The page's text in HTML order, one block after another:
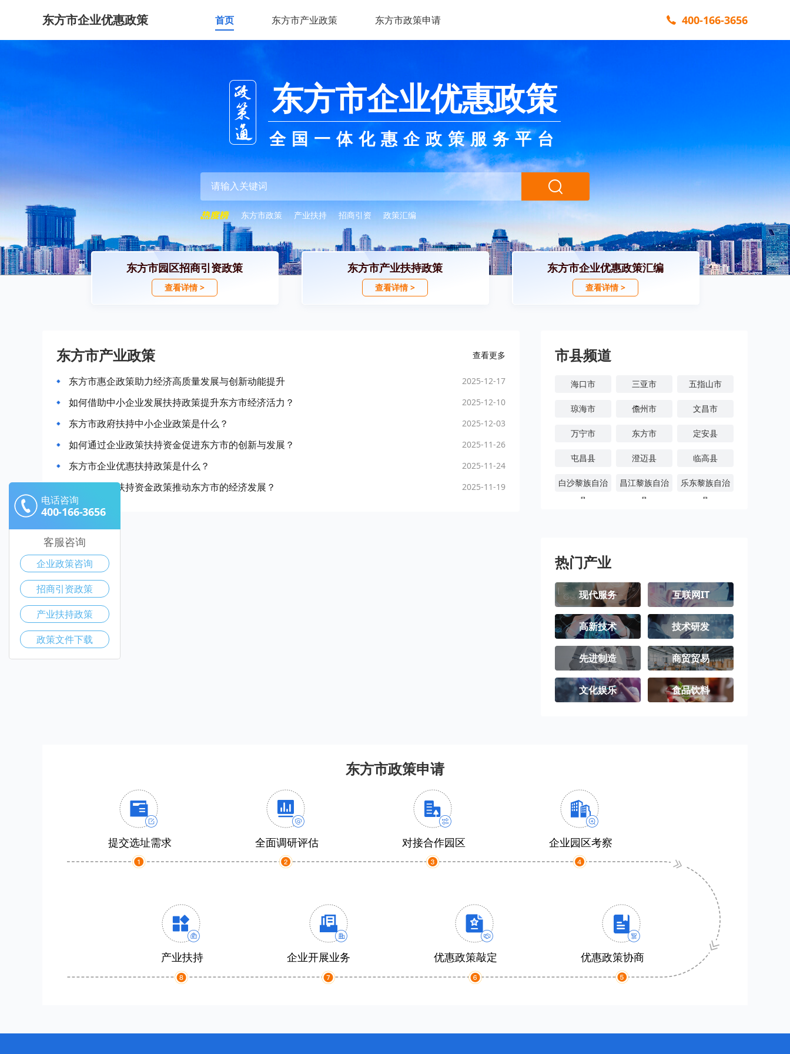
东方市企业优惠政策 首页 东方市产业政策 东方市政策申请 400-166-3656
东方市企业优惠政策
全国一体化惠企政策服务平台
东方市政策 产业扶持 招商引资 政策汇编
东方市园区招商引资政策
查看详情 >
东方市产业扶持政策
查看详情 >
东方市企业优惠政策汇编
查看详情 >
东方市产业政策 查看更多
东方市惠企政策助力经济高质量发展与创新动能提升 2025-12-17
如何借助中小企业发展扶持政策提升东方市经济活力？ 2025-12-10
东方市政府扶持中小企业政策是什么？ 2025-12-03
如何通过企业政策扶持资金促进东方市的创新与发展？ 2025-11-26
东方市企业优惠扶持政策是什么？ 2025-11-24
如何用企业扶持资金政策推动东方市的经济发展？ 2025-11-19
市县频道
海口市 三亚市 五指山市
琼海市 儋州市 文昌市
万宁市 东方市 定安县
屯昌县 澄迈县 临高县
白沙黎族自治
县
昌江黎族自治
县
乐东黎族自治
县
热门产业
现代服务 互联网IT
高新技术 技术研发
先进制造 商贸贸易
文化娱乐 食品饮料
东方市政策申请
提交选址需求 全面调研评估 对接合作园区 企业园区考察
产业扶持 企业开展业务 优惠政策敲定 优惠政策协商
电话咨询
400-166-3656
客服咨询
企业政策咨询
招商引资政策
产业扶持政策
政策文件下载